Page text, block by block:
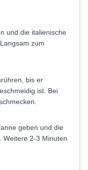
und die italienische
zum
bis er
ist. Bei
geben und die
Weitere 2-3 Minuten